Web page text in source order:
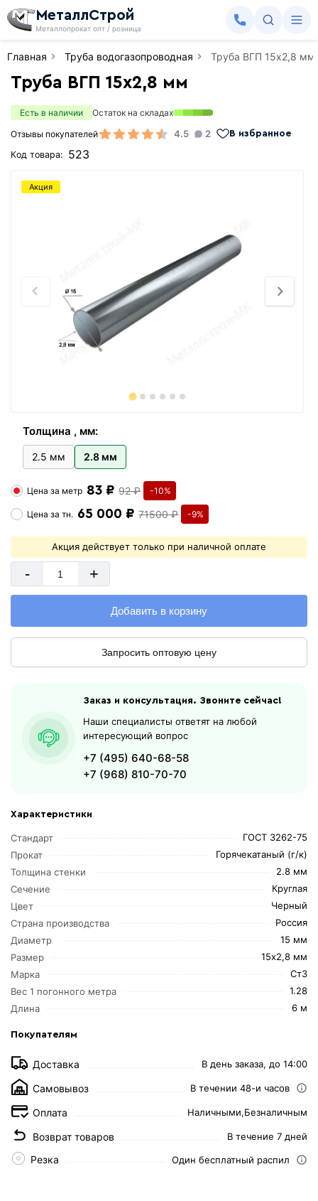
МеталлСтрой
Металлопрокат опт / розница
Главная Труба водогазопроводная Труба ВГП 15х2,8 мм
Труба ВГП 15х2,8 мм
Есть в наличии
Остаток на складах
Отзывы покупателей
4.5 2 В избранное
Код товара: 523
Акция
Толщина , мм:
2.5 мм 2.8 мм
Характеристики
Стандарт
ГОСТ 3262-75
Прокат
Горячекатаный (г/к)
Толщина стенки
2.8 мм
Сечение
Круглая
Цвет
Черный
Страна производства
Россия
Диаметр
15 мм
Размер
15х2,8 мм
Марка
Ст3
Вес 1 погонного метра
1.28
Длина
6 м
Покупателям
Доставка В день заказа, до 14:00
Самовывоз В течении 48-и часов
Оплата Наличными,Безналичным
Возврат товаров В течение 7 дней
Резка Один бесплатный распил
Цена за метр 83 ₽ 92 ₽ -10%
Цена затн. 65 000 ₽ 71500 ₽ -9%
Акция действует только при наличной оплате
- +
Добавить в корзину
Запросить оптовую цену
Заказ и консультация. Звоните сейчас!
Наши специалисты ответят на любой
интересующий вопрос
+7 (495) 640-68-58
+7 (968) 810-70-70